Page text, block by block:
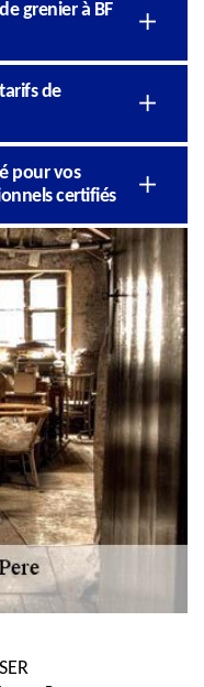
grenier à BF
de
pour vos
certifiés